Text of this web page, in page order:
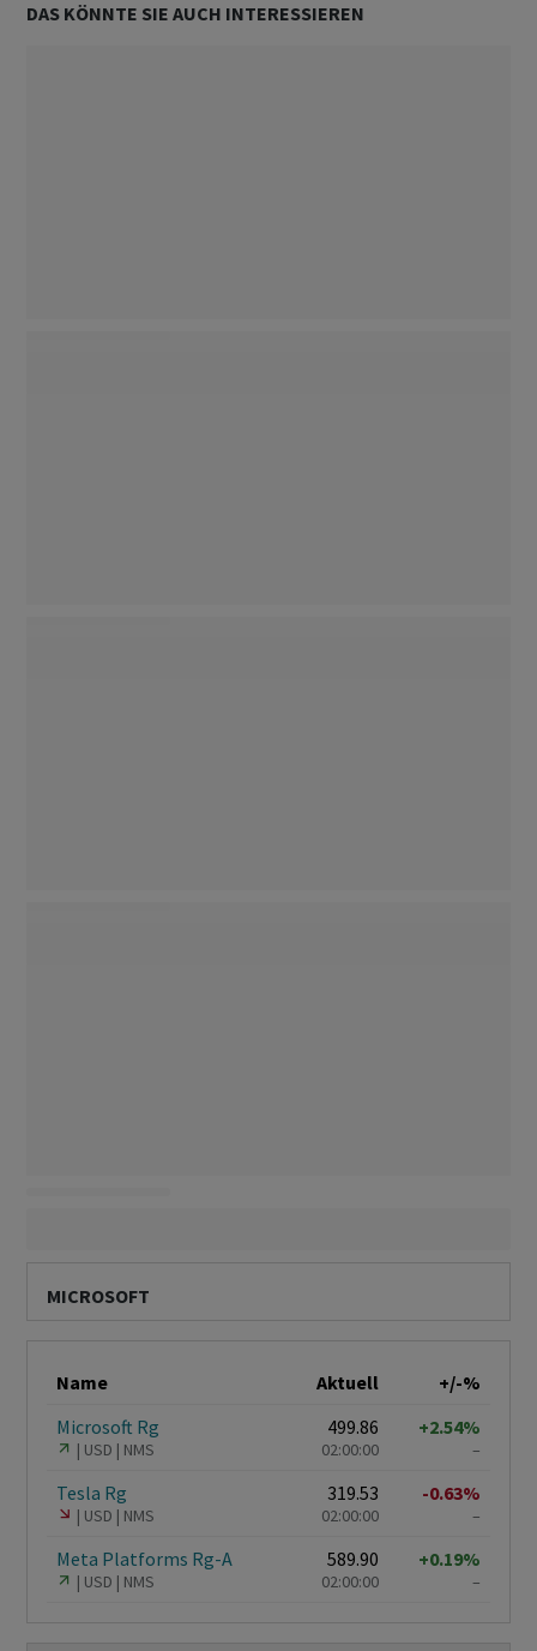
DAS KÖNNTE SIE AUCH INTERESSIEREN
MICROSOFT
Name Aktuell
+/-%
Microsoft Rg
USD NMS
499.86
02:00:00
+2.54%
–
Tesla Rg
USD NMS
319.53
02:00:00
-0.63%
–
Meta Platforms Rg-A
USD NMS
589.90
02:00:00
+0.19%
–